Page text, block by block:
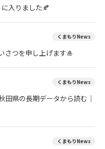
入りました🍂
くまもりNews
さつを申し上げます🎍
くまもりNews
田県の長期データから読む｜
くまもりNews